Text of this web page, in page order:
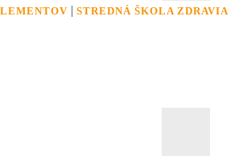
| STREDNÁ ŠKOLA ZDRAVIA